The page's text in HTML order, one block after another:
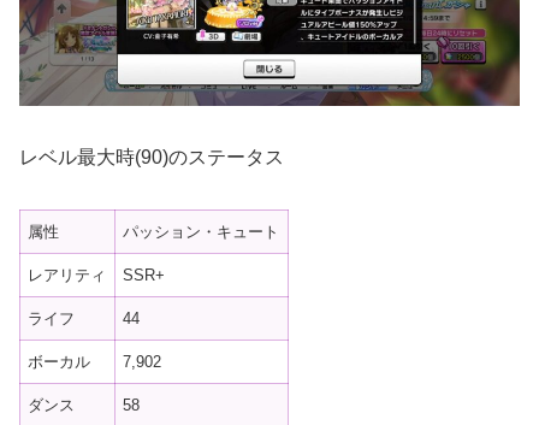
レベル最大時(90)のステータス
属性 パッション・キュート
レアリティ SSR+
ライフ 44
ボーカル 7,902
ダンス 58